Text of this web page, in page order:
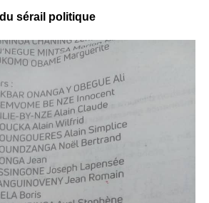
sérail politique